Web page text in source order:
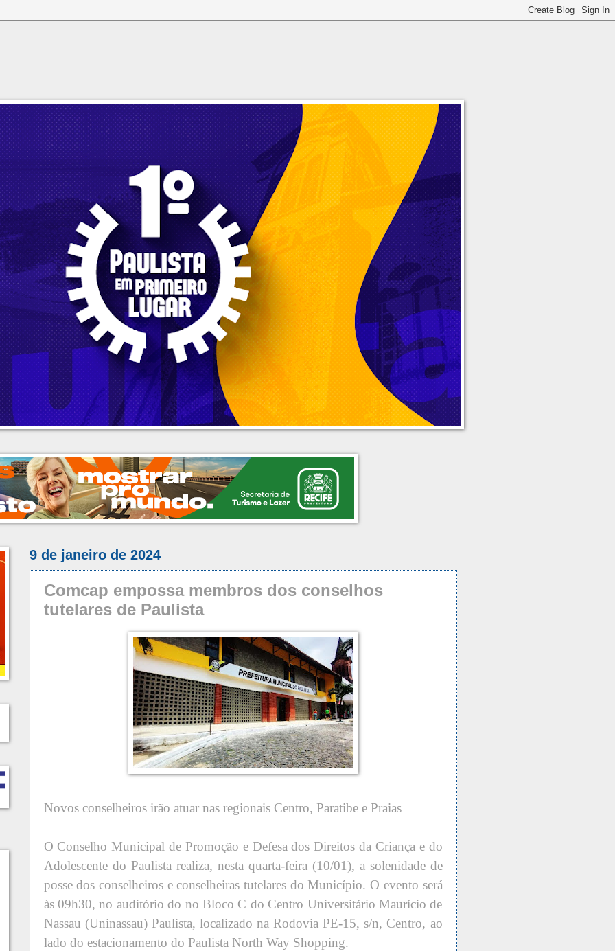
9 de janeiro de 2024
Comcap empossa membros dos conselhos
tutelares de Paulista
Novos conselheiros irão atuar nas regionais Centro, Paratibe e Praias
O Conselho Municipal de Promoção e Defesa dos Direitos da Criança e do
Adolescente do Paulista realiza, nesta quarta-feira (10/01), a solenidade de
posse dos conselheiros e conselheiras tutelares do Município. O evento será
às 09h30, no auditório do no Bloco C do Centro Universitário Maurício de
Nassau (Uninassau) Paulista, localizado na Rodovia PE-15, s/n, Centro, ao
lado do estacionamento do Paulista North Way Shopping.